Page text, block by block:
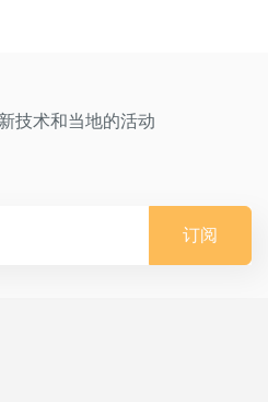
技术和当地的活动
订阅